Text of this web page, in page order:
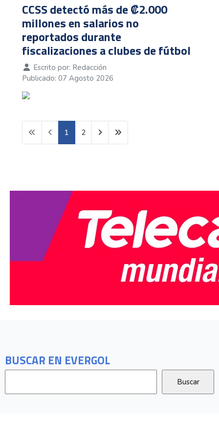
BUSCAR EN EVERGOL
CCSS detectó más de ₡2.000
millones en salarios no
reportados durante
fiscalizaciones a clubes de fútbol
Escrito por: Redacción
Publicado: 07 Agosto 2026
1 2